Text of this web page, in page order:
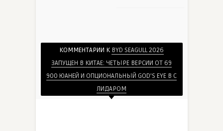
КОММЕНТАРИИ К BYD SEAGULL 2026
ЗАПУЩЕН В КИТАЕ: ЧЕТЫРЕ ВЕРСИИ ОТ 69
900 ЮАНЕЙ И ОПЦИОНАЛЬНЫЙ GOD’S EYE B С
ЛИДАРОМ